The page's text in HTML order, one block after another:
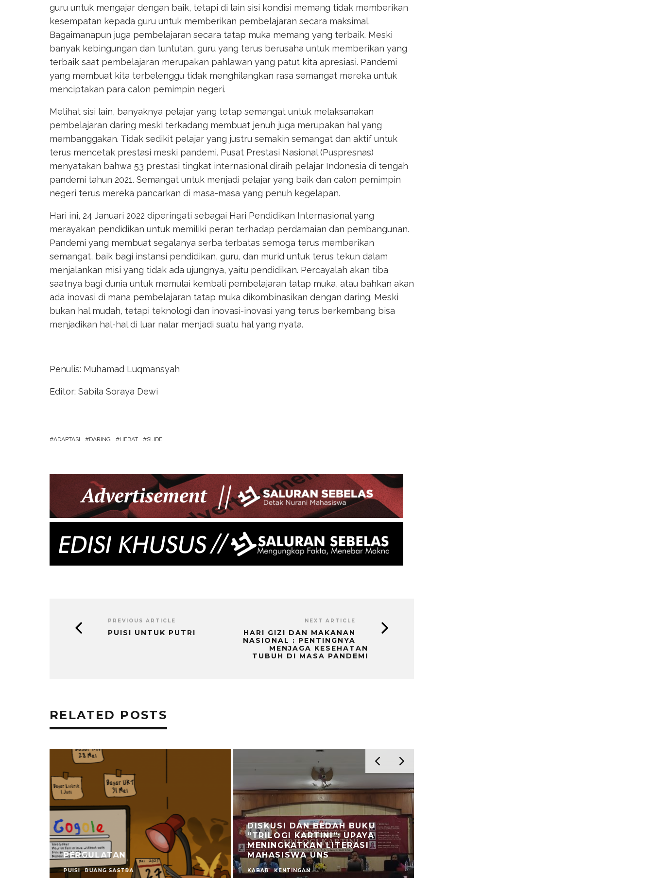
guru untuk mengajar dengan baik, tetapi di lain sisi kondisi memang tidak memberikan
kesempatan kepada guru untuk memberikan pembelajaran secara maksimal.
Bagaimanapun juga pembelajaran secara tatap muka memang yang terbaik. Meski
banyak kebingungan dan tuntutan, guru yang terus berusaha untuk memberikan yang
terbaik saat pembelajaran merupakan pahlawan yang patut kita apresiasi. Pandemi
yang membuat kita terbelenggu tidak menghilangkan rasa semangat mereka untuk
menciptakan para calon pemimpin negeri.
Melihat sisi lain, banyaknya pelajar yang tetap semangat untuk melaksanakan
pembelajaran daring meski terkadang membuat jenuh juga merupakan hal yang
membanggakan. Tidak sedikit pelajar yang justru semakin semangat dan aktif untuk
terus mencetak prestasi meski pandemi. Pusat Prestasi Nasional (Puspresnas)
menyatakan bahwa 53 prestasi tingkat internasional diraih pelajar Indonesia di tengah
pandemi tahun 2021. Semangat untuk menjadi pelajar yang baik dan calon pemimpin
negeri terus mereka pancarkan di masa-masa yang penuh kegelapan.
Hari ini, 24 Januari 2022 diperingati sebagai Hari Pendidikan Internasional yang
merayakan pendidikan untuk memiliki peran terhadap perdamaian dan pembangunan.
Pandemi yang membuat segalanya serba terbatas semoga terus memberikan
semangat, baik bagi instansi pendidikan, guru, dan murid untuk terus tekun dalam
menjalankan misi yang tidak ada ujungnya, yaitu pendidikan. Percayalah akan tiba
saatnya bagi dunia untuk memulai kembali pembelajaran tatap muka, atau bahkan akan
ada inovasi di mana pembelajaran tatap muka dikombinasikan dengan daring. Meski
bukan hal mudah, tetapi teknologi dan inovasi-inovasi yang terus berkembang bisa
menjadikan hal-hal di luar nalar menjadi suatu hal yang nyata.
Penulis: Muhamad Luqmansyah
Editor: Sabila Soraya Dewi
ADAPTASI DARING HEBAT SLIDE
PREVIOUS ARTICLE
PUISI UNTUK PUTRI
NEXT ARTICLE
HARI GIZI DAN MAKANAN
NASIONAL : PENTINGNYA
MENJAGA KESEHATAN
TUBUH DI MASA PANDEMI
RELATED POSTS
PERGULATAN
PUISI RUANG SASTRA
DISKUSI DAN BEDAH BUKU
“TRILOGI KARTINI”: UPAYA
MENINGKATKAN LITERASI
MAHASISWA UNS
KABAR KENTINGAN